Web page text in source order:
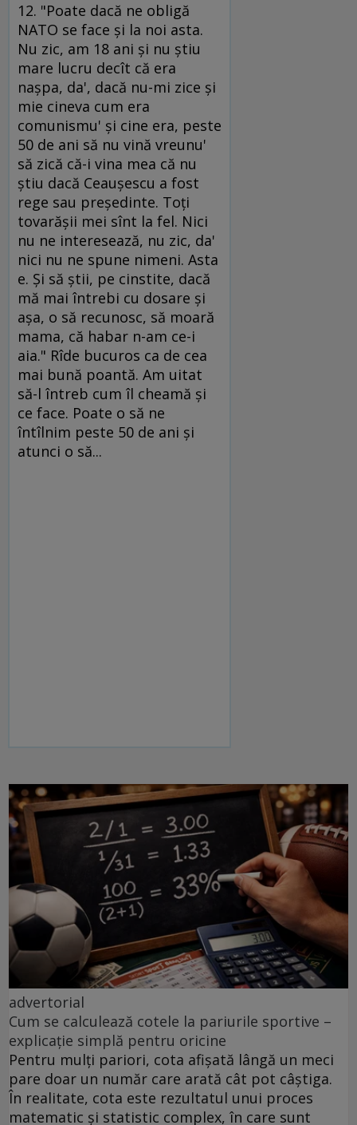
12. "Poate dacă ne obligă
NATO se face şi la noi asta.
Nu zic, am 18 ani şi nu ştiu
mare lucru decît că era
naşpa, da', dacă nu-mi zice şi
mie cineva cum era
comunismu' şi cine era, peste
50 de ani să nu vină vreunu'
să zică că-i vina mea că nu
ştiu dacă Ceauşescu a fost
rege sau preşedinte. Toţi
tovarăşii mei sînt la fel. Nici
nu ne interesează, nu zic, da'
nici nu ne spune nimeni. Asta
e. Şi să ştii, pe cinstite, dacă
mă mai întrebi cu dosare şi
aşa, o să recunosc, să moară
mama, că habar n-am ce-i
aia." Rîde bucuros ca de cea
mai bună poantă. Am uitat
să-l întreb cum îl cheamă şi
ce face. Poate o să ne
întîlnim peste 50 de ani şi
atunci o să...
advertorial
Cum se calculează cotele la pariurile sportive –
explicație simplă pentru oricine
Pentru mulți pariori, cota afișată lângă un meci
pare doar un număr care arată cât pot câștiga.
În realitate, cota este rezultatul unui proces
matematic și statistic complex, în care sunt